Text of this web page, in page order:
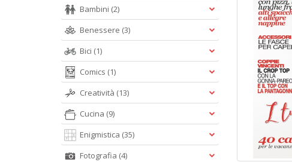
Bambini (2)
Benessere (3)
Bici (1)
Comics (1)
Creatività (13)
Cucina (9)
Enigmistica (35)
Fotografia (4)